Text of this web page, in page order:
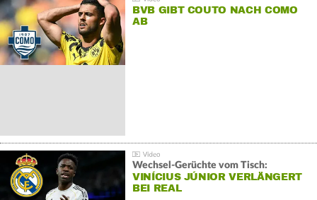
BVB GIBT COUTO NACH COMO
AB
Wechsel-Gerüchte vom Tisch:
VINÍCIUS JÚNIOR VERLÄNGERT
BEI REAL